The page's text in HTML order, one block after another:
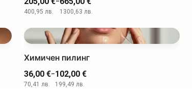
400,95 лв. 1300,63 лв.
Химичен пилинг
36,00 €
70,41 лв.
-102,00 €
199,49 лв.